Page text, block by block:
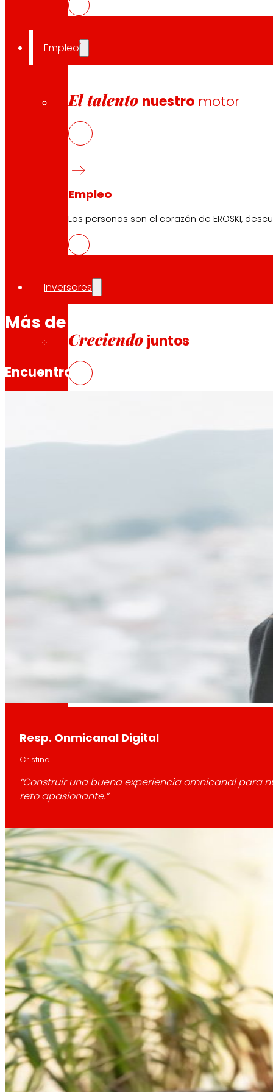
Empleo
El talento nuestro motor
Empleo
Las personas son el corazón de EROSKI,
Inversores
Creciendo juntos
Información financiera
Senior Secured Bonds
Conoce el marco financiero que respalda
Espacio de información para titulares de
Detalle de la estructura de gobierno, sus
Aldía
Prensa
Toda la actualidad y los últimos pasos de
Innovación
Técnico/a informático/a de control de gestión
Elorrio
Cajera/o - Reponedor/a (Ref. ECJRP)
¿Te apasiona el comercio y disfrutas asesorando a la
buscando profesionales de caja y reposición que...
¿Te apasiona el comercio y disfrutas asesorando a la
buscando profesionales de caja y reposición que...
ofertas
Más de 500 puestos
Encuentra tu lugar
Resp. Onmicanal Digital
Cristina
“Construir una buena experiencia omnicanal para
reto apasionante.”